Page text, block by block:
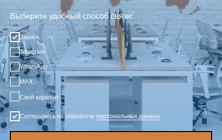
Выберите удобный способ связи:
Звонок
Telegram
WhatsApp
MAX
Свой вариант
Соглашаюсь на обработку персональных данных